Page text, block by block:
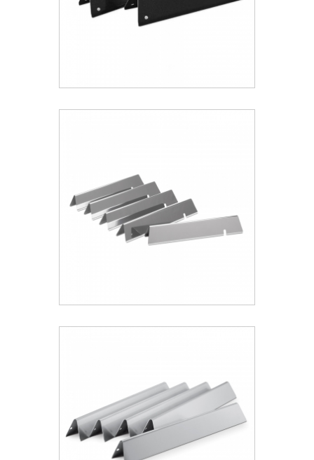
101.99 €
ΑΝΑΚΑΛΥΨΕ ΤΟ
69.19 €
ΑΝΑΚΑΛΥΨΕ ΤΟ